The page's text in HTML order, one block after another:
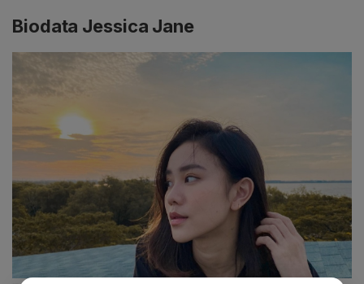
Biodata Jessica Jane